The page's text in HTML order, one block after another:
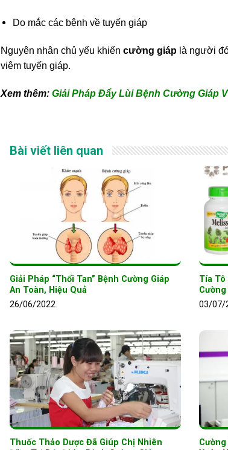
Do mắc các bệnh về tuyến giáp
Nguyên nhân chủ yếu khiến cường giáplà người đó
viêm tuyến giáp.
Xem thêm: Giải Pháp Đẩy Lùi Bệnh Cường Giáp
Bài viết liên quan
Giải Pháp “Thổi Tan” Bệnh Cường Giáp
An Toàn, Hiệu Quả
26/06/2022
Tía Tô
Cường
03/07/
Thuốc Thảo Dược Đã Giúp Chị Nhiên